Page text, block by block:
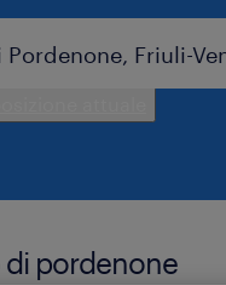
di pordenone